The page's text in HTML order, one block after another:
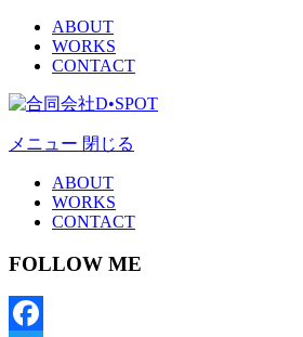
ABOUT
WORKS
CONTACT
メニュー 閉じる
ABOUT
WORKS
CONTACT
FOLLOW ME